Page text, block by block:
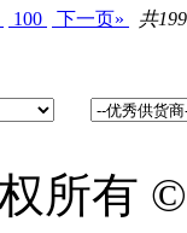
100 下一页» 共
所有